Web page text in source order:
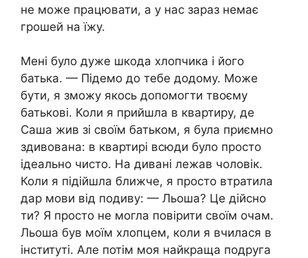
не може працювати, а у нас зараз немає
грошей на їжу.
Мені було дуже шкода хлопчика і його
батька. — Підемо до тебе додому. Може
бути, я зможу якось допомогти твоєму
батькові. Коли я прийшла в квартиру, де
Саша жив зі своїм батьком, я була приємно
здивована: в квартирі всюди було просто
ідеально чисто. На дивані лежав чоловік.
Коли я підійшла ближче, я просто втратила
дар мови від подиву: — Льоша? Це дійсно
ти? Я просто не могла повірити своїм очам.
Льоша був моїм хлопцем, коли я вчилася в
інституті. Але потім моя найкраща подруга